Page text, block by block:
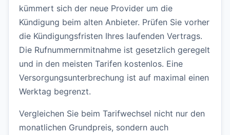
kümmert sich der neue Provider um die
Kündigung beim alten Anbieter. Prüfen Sie vorher
die Kündigungsfristen Ihres laufenden Vertrags.
Die Rufnummernmitnahme ist gesetzlich geregelt
und in den meisten Tarifen kostenlos. Eine
Versorgungsunterbrechung ist auf maximal einen
Werktag begrenzt.
Vergleichen Sie beim Tarifwechsel nicht nur den
monatlichen Grundpreis, sondern auch